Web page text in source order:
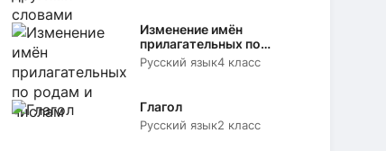
Изменение имён
прилагательных по
родам и числам
Русский язык4 класс
Глагол
Русский язык2 класс